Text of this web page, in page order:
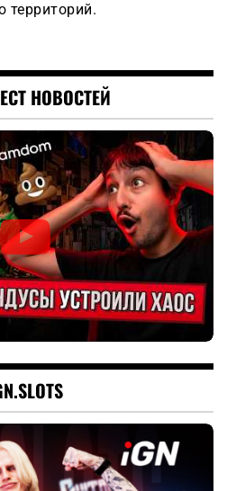
территорий.
НОВОСТЕЙ